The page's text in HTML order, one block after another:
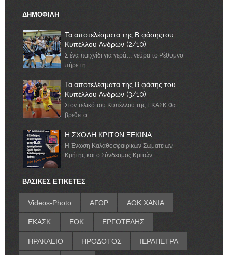
ΔΗΜΟΦΙΛΗ
Τα αποτελέσματα της Β φάσηςτου
Κυπέλλου Ανδρών (2/10)
Σ ένα παιχνίδι για γερά… νεύρα το Ρέθυμνο
πήρε τη ...
Τα αποτελέσματα της Β φάσης του
Κυπέλλου Ανδρών (3/10)
Στον τελικό του Κυπέλλου της ΕΚΑΣΚ θα
βρεθεί ο ...
Η ΣΧΟΛΗ ΚΡΙΤΩΝ ΞΕΚΙΝΑ.......
Η Ένωση Καλαθοσφαιρικών Σωματείων
Κρήτης και ο Σύνδεσμος Κριτών ...
ΒΑΣΙΚΕΣ ΕΤΙΚΕΤΕΣ
Videos-Photo ΑΓΟΡ ΑΟΚ ΧΑΝΙΑ
ΕΚΑΣΚ ΕΟΚ ΕΡΓΟΤΕΛΗΣ
ΗΡΑΚΛΕΙΟ ΗΡΟΔΟΤΟΣ ΙΕΡΑΠΕΤΡΑ